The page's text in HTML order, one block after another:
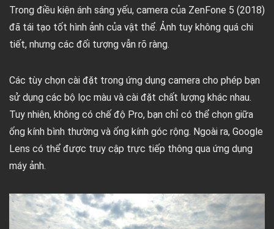
Trong điều kiện ánh sáng yếu, camera của ZenFone 5 (2018)
đã tái tạo tốt hình ảnh của vật thể. Ảnh tuy không quá chi
tiết, nhưng các đối tượng vẫn rõ ràng.
Các tùy chọn cài đặt trong ứng dụng camera cho phép bạn
sử dụng các bộ lọc màu và cài đặt chất lượng khác nhau.
Tuy nhiên, không có chế độ Pro, bạn chỉ có thể chọn giữa
ống kính bình thường và ống kính góc rộng. Ngoài ra, Google
Lens có thể được truy cập trực tiếp thông qua ứng dụng
máy ảnh.